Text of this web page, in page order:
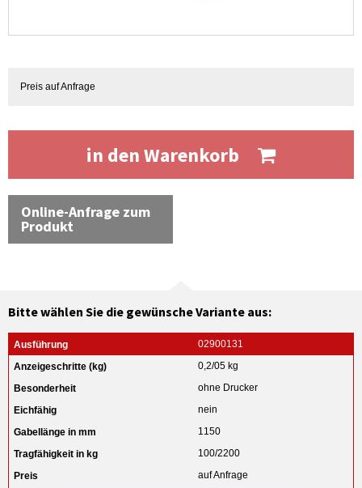
Preis auf Anfrage
in den Warenkorb
Online-Anfrage zum
Produkt
Bitte wählen Sie die gewünsche Variante aus:
02900131
0,2/05 kg
ohne Drucker
nein
1150
100/2200
auf Anfrage